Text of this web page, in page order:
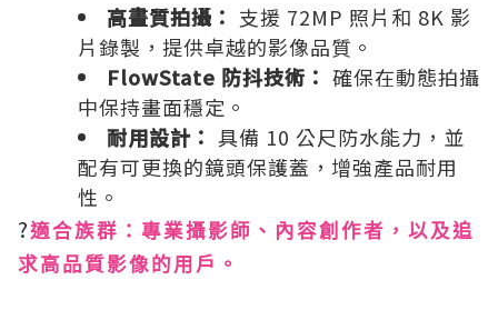
高畫質拍攝： 支援 72MP 照片和 8K 影
片錄製，提供卓越的影像品質。
FlowState 防抖技術： 確保在動態拍攝
中保持畫面穩定。
耐用設計： 具備 10 公尺防水能力，並
配有可更換的鏡頭保護蓋，增強產品耐用
性。
?適合族群：專業攝影師、內容創作者，以及追
求高品質影像的用戶。